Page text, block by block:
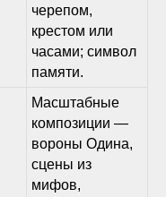
черепом,
крестом или
часами; символ
памяти.
Масштабные
композиции —
вороны Одина,
сцены из
мифов,